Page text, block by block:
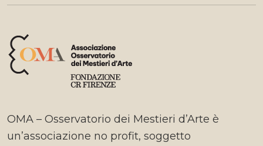
OMA – Osservatorio dei Mestieri d’Arte è
un’associazione no profit, soggetto